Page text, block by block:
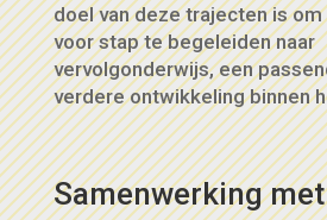
doel van deze trajecten is
voor stap te begeleiden naar
vervolgonderwijs, een
verdere ontwikkeling binnen
Samenwerking